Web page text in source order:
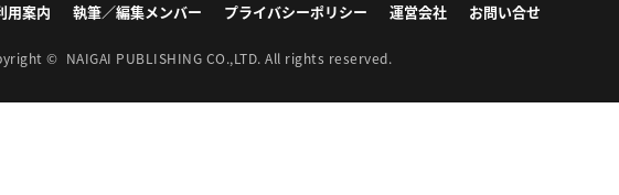
用案内 執筆／編集メンバー プライバシーポリシー 運営会社 お問い合せ
© NAIGAI PUBLISHING CO.,LTD. All rights reserved.